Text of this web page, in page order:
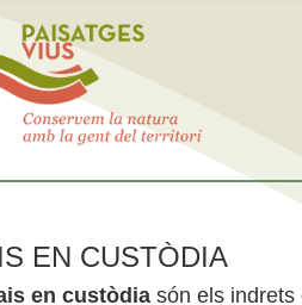
EN CUSTÒDIA
en custòdia són els indrets